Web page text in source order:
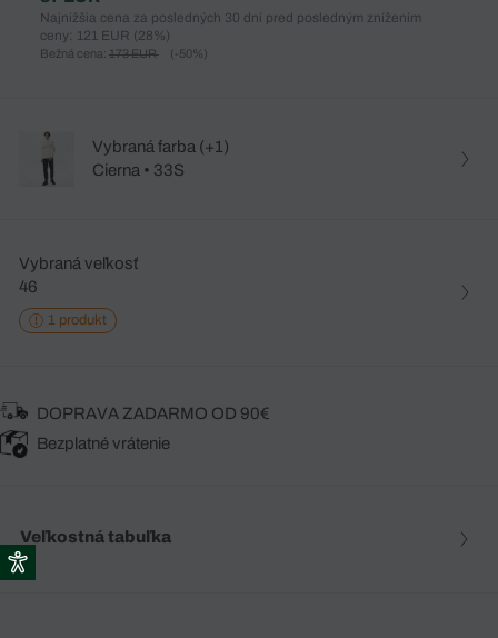
Najnižšia cena za posledných 30 dní pred posledným znížením
ceny: 121 EUR (28%)
Bežná cena: 173 EUR (-50%)
Vybraná farba (+1)
Cierna • 33S
Vybraná veľkosť
46
1 produkt
DOPRAVA ZADARMO OD 90€
Bezplatné vrátenie
Veľkostná tabuľka